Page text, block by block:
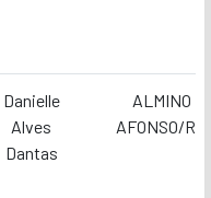
Danielle
Alves
Dantas
ALMINO
AFONSO/RN